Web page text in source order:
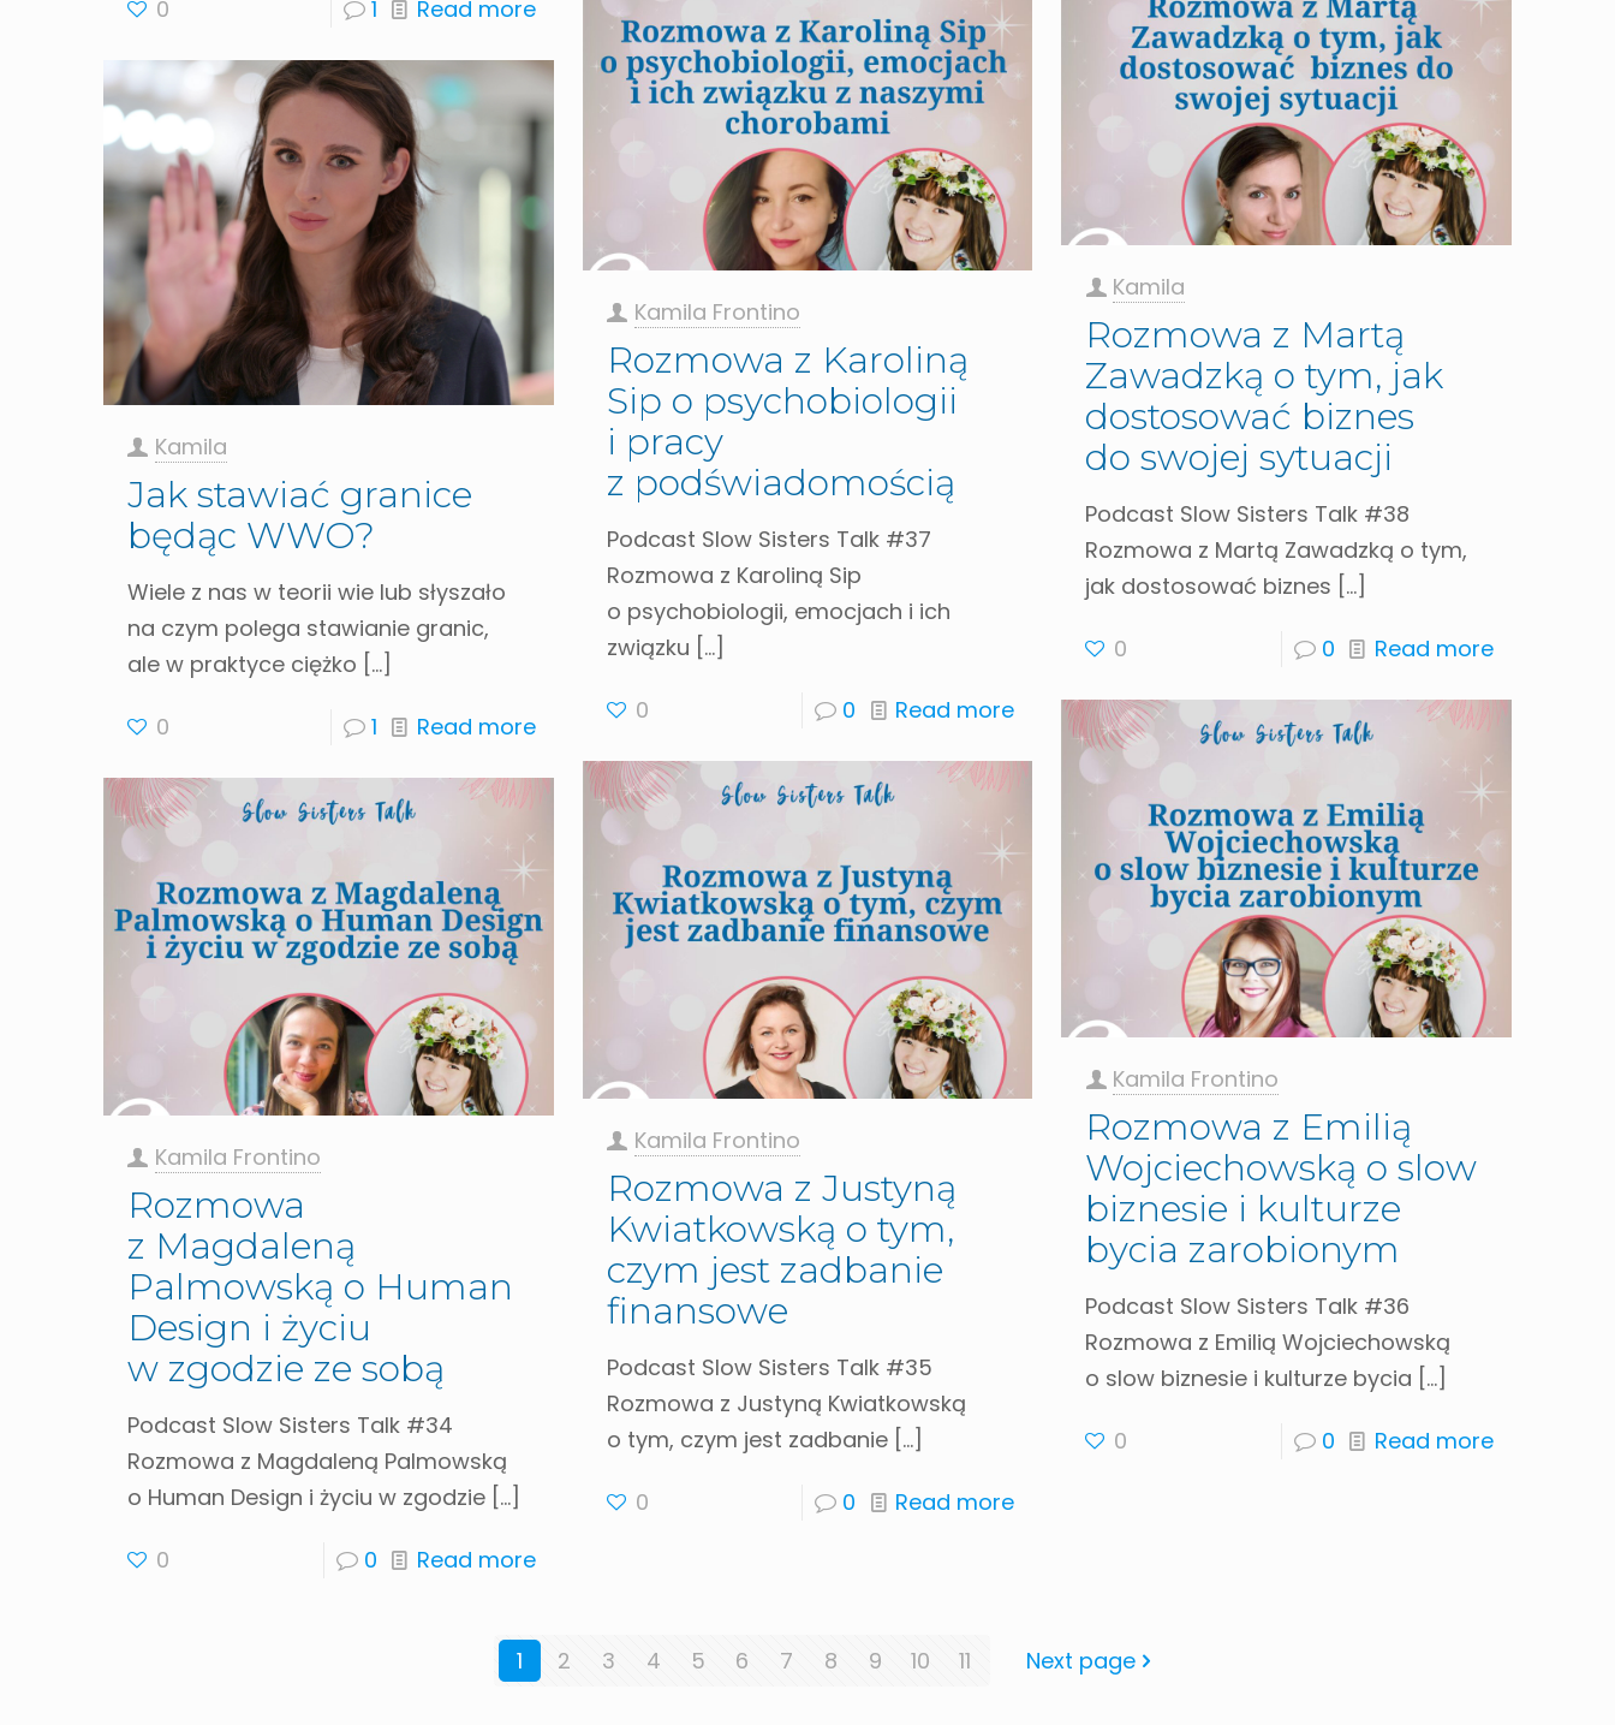
0 1 Read more
Kamila
Rozmowa z Martą
Zawadzką o tym, jak
dostosować biznes
do swojej sytuacji
Podcast Slow Sisters Talk #38
Rozmowa z Martą Zawadzką o tym,
jak dostosować biznes […]
0 0 Read more
Kamila Frontino
Rozmowa z Karoliną
Sip o psychobiologii
i pracy
z podświadomością​
Podcast Slow Sisters Talk #37
Rozmowa z Karoliną Sip
o psychobiologii, emocjach i ich
związku […]
0 0 Read more
Kamila
Jak stawiać granice
będąc WWO?
Wiele z nas w teorii wie lub słyszało
na czym polega stawianie granic,
ale w praktyce ciężko […]
0 1 Read more
Kamila Frontino
Rozmowa z Emilią
Wojciechowską o slow
biznesie i kulturze
bycia zarobionym
Podcast Slow Sisters Talk #36
Rozmowa z Emilią Wojciechowską
o slow biznesie i kulturze bycia […]
0 0 Read more
Kamila Frontino
Rozmowa z Justyną
Kwiatkowską o tym,
czym jest zadbanie
finansowe
Podcast Slow Sisters Talk #35
Rozmowa z Justyną Kwiatkowską
o tym, czym jest zadbanie[…]
0 0 Read more
Kamila Frontino
Rozmowa
z Magdaleną
Palmowską o Human
Design i życiu
w zgodzie ze sobą
Podcast Slow Sisters Talk #34
Rozmowa z Magdaleną Palmowską
o Human Design i życiu w zgodzie[…]
0 0 Read more
1 2 3 4 5 6 7 8 9 10 11 Next page